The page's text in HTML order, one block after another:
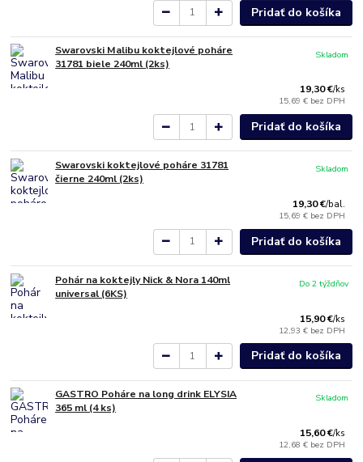
Pridať do košíka
Swarovski Malibu koktejlové poháre
31781 biele 240ml (2ks)
19,30 €/ks
15,69 € bez DPH
Skladom
Pridať do košíka
Swarovski koktejlové poháre 31781
čierne 240ml (2ks)
19,30 €/bal.
15,69 € bez DPH
Skladom
Pridať do košíka
Pohár na koktejly Nick & Nora 140ml
universal (6KS)
15,90 €/ks
12,93 € bez DPH
Do 2 týždňov
Pridať do košíka
GASTRO Poháre na long drink ELYSIA
365 ml (4 ks)
15,60 €/ks
12,68 € bez DPH
Skladom